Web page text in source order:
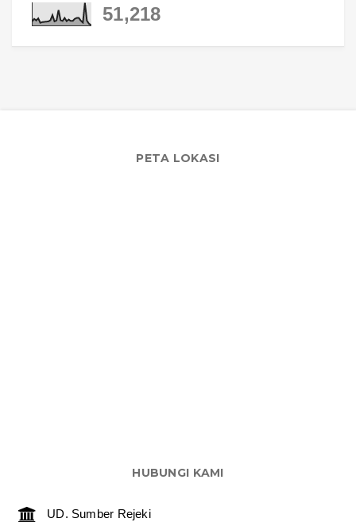
51,218
PETA LOKASI
HUBUNGI KAMI
UD. Sumber Rejeki